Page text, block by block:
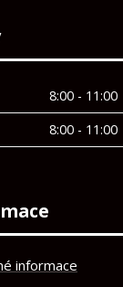
8:00 -
8:00 -
informace